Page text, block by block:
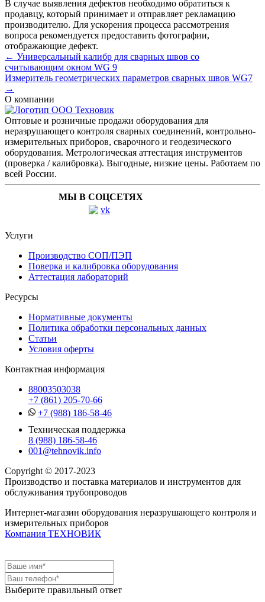
В случае выявления дефектов необходимо обратиться к
продавцу, который принимает и отправляет рекламацию
производителю. Для ускорения процесса рассмотрения
вопроса рекомендуется предоставить фотографии,
отображающие дефект.
← Универсальный калибр для сварных швов со
считывающим окном WG 9
Измеритель геометрических параметров сварных швов WG7
→
О компании
Оптовые и розничные продажи оборудования для
неразрушающего контроля сварных соединений, контрольно-
измерительных приборов, сварочного и геодезического
оборудования. Метрологическая аттестация инструментов
(проверка / калибровка). Выгодные, низкие цены. Работаем по
всей России.
МЫ В СОЦСЕТЯХ
Услуги
Производство СОП/ПЭП
Поверка и калибровка оборудования
Аттестация лабораторий
Ресурсы
Нормативные документы
Политика обработки персональных данных
Статьи
Условия оферты
Контактная информация
88003503038
+7 (861) 205-70-66
+7 (988) 186-58-46
Техническая поддержка
8 (988) 186-58-46
001@tehnovik.info
Copyright © 2017-2023
Производство и поставка материалов и инструментов для
обслуживания трубопроводов
Интернет-магазин оборудования неразрушающего контроля и
измерительных приборов
Компания ТЕХНОВИК
Выберите правильный ответ